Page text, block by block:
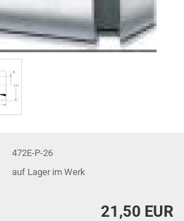
472E-P-26
auf Lager im Werk
21,50 EUR